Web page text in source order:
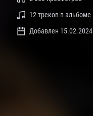
12 треков в альбоме
Добавлен 15.02.2024